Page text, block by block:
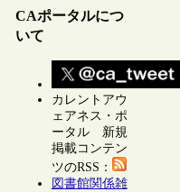
CAポータルにつ
いて
カレントアウ
ェアネス・ポ
ータル 新規
掲載コンテン
ツのRSS：
図書館関係雑